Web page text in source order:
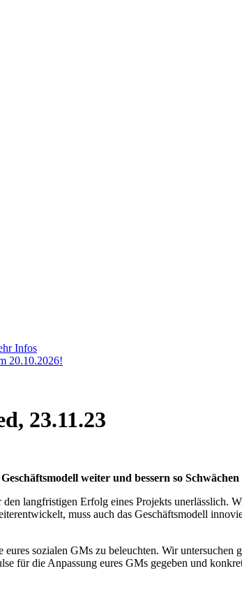
Infos
20.10.2026!
23.11.23
weiter und bessern so
langfristigen Erfolg eines Projekts unerlässlich.
muss auch das Geschäftsmodell
sozialen GMs zu beleuchten. Wir
für die Anpassung eures GMs gegeben und